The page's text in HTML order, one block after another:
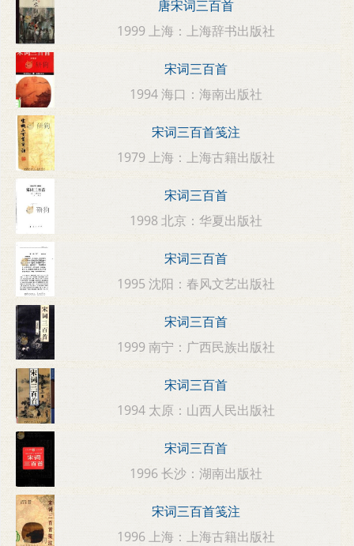
唐宋词三百首
1999 上海：上海辞书出版社
宋词三百首
1994 海口：海南出版社
宋词三百首笺注
1979 上海：上海古籍出版社
宋词三百首
1998 北京：华夏出版社
宋词三百首
1995 沈阳：春风文艺出版社
宋词三百首
1999 南宁：广西民族出版社
宋词三百首
1994 太原：山西人民出版社
宋词三百首
1996 长沙：湖南出版社
宋词三百首笺注
1996 上海：上海古籍出版社